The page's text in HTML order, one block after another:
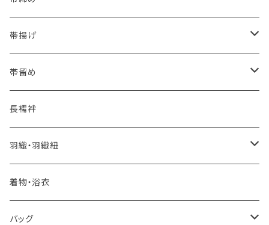
格ある夏の名古屋帯（都の絽綴れ）
おとなの浴衣(有松 鳴海絞り)
自宅で洗える！本麻長襦袢
憧れの高級カジュアル帯
河合美術織物 訪問着に合わせる袋帯
訪問着に合わせるフォーマル帯
夏・単衣用(夏帯)
- 西陣織
夏・単衣用(夏帯)
- 紬帯・自然布
- 琉球帯
- 染め帯
- 袋帯・洒落袋帯
- 名古屋帯
- おびやオリジナル
- 細平唐組 (7mmスリム帯締め)
- 田中節子
帯揚げ
- おびやオリジナル
- 京都 三浦清商店
- 大津工房 荒尾ちどり
帯留め
-おびやオリジナル
長襦袢
羽織・羽織紐
-おびやオリジナル
着物・浴衣
バッグ